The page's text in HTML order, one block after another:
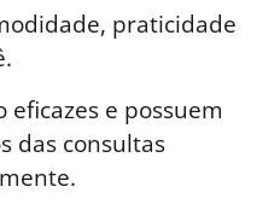
praticidade
e possuem
das consultas